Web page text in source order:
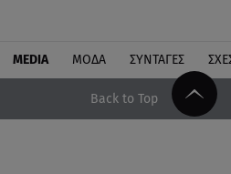
MEDIA ΜΟΔΑ ΣΥΝΤΑΓΕΣ
Back to Top